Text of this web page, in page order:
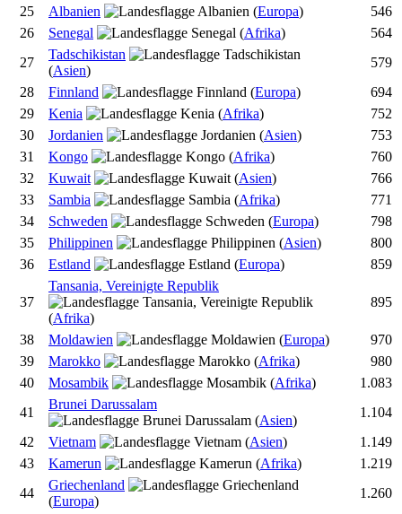
25
Albanien (Europa)
546
26
Senegal (Afrika)
564
27
Tadschikistan
(Asien)
579
28
Finnland (Europa)
694
29
Kenia (Afrika)
752
30
Jordanien (Asien)
753
31
Kongo (Afrika)
760
32
Kuwait (Asien)
766
33
Sambia (Afrika)
771
34
Schweden (Europa)
798
35
Philippinen (Asien)
800
36
Estland (Europa) 859
37
Tansania, Vereinigte Republik
(Afrika)
895
38 Moldawien (Europa)
970
39
Marokko (Afrika)
980
40
Mosambik (Afrika)
1.083
41
Brunei Darussalam
(Asien)
1.104
42
Vietnam (Asien)
1.149
43
Kamerun (Afrika)
1.219
44
Griechenland
(Europa)
1.260